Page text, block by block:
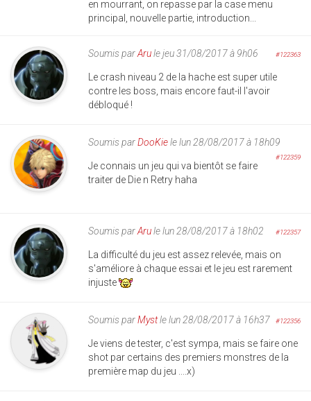
en mourrant, on repasse par la case menu
principal, nouvelle partie, introduction...
Soumis parArule jeu 31/08/2017 à 9h06 #122363
Le crash niveau 2 de la hache est super utile
contre les boss, mais encore faut-il l'avoir
débloqué !
Soumis parDooKiele lun 28/08/2017 à 18h09
#122359
Je connais un jeu qui va bientôt se faire
traiter de Die n Retry haha
Soumis parArule lun 28/08/2017 à 18h02 #122357
La difficulté du jeu est assez relevée, mais on
s'améliore à chaque essai et le jeu est rarement
injuste
Soumis parMystle lun 28/08/2017 à 16h37 #122356
Je viens de tester, c'est sympa, mais se faire one
shot par certains des premiers monstres de la
première map du jeu ....x)